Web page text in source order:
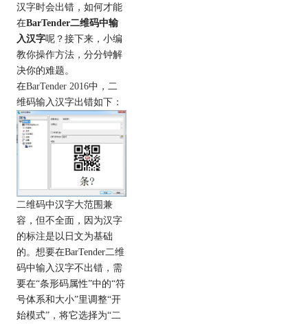
汉字时会出错，如何才能
在BarTender二维码中输
入汉字呢？接下来，小编
教你操作方法，分分钟解
决你的难题。
在BarTender 2016中，二
维码输入汉字出错如下：
二维码中汉字大范围兼
容，但不全面，因为汉字
的标注是以日文为基础
的。想要在BarTender二维
码中输入汉字不出错，需
要在“条形码属性”中的“符
号体系和大小”里调整“开
始模式”，将它选择为“二